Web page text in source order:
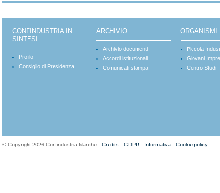
CONFINDUSTRIA IN
SINTESI
Profilo
Consiglio di Presidenza
ARCHIVIO
Archivio documenti
Accordi istituzionali
Comunicati stampa
ORGANISMI
Piccola
Giovani
Centro Studi
© Copyright 2026 Confindustria Marche - Credits - GDPR - Informativa - Cookie policy